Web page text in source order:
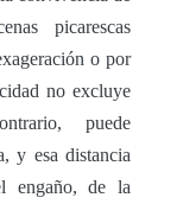
picarescas
o por
no excluye
puede
y esa distancia
engaño, de la